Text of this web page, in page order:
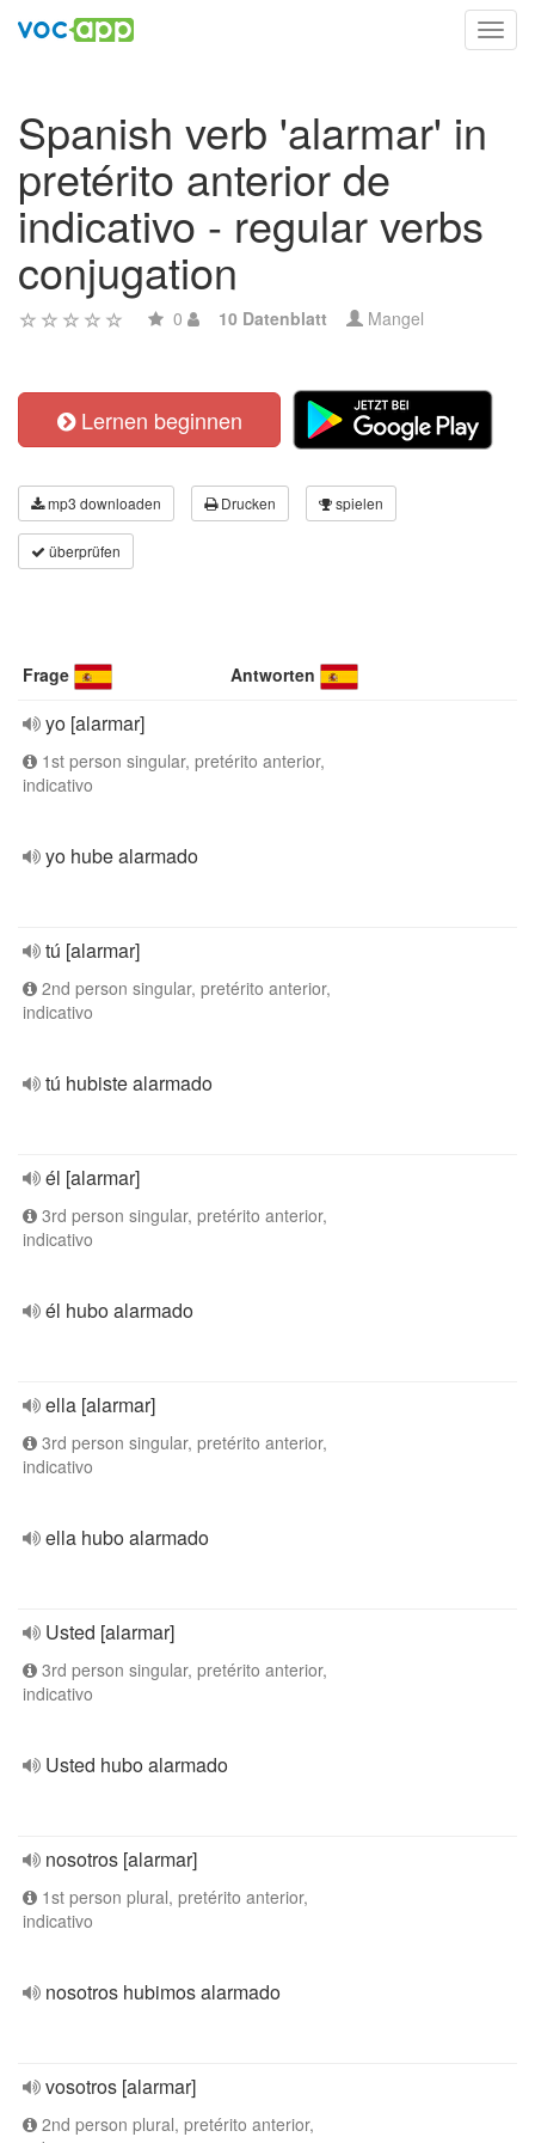
Spanish verb 'alarmar' in
pretérito anterior de
indicativo - regular verbs
conjugation
0 10 Datenblatt Mangel
Lernen beginnen
mp3 downloaden Drucken spielen
überprüfen
Frage Antworten
yo [alarmar]
1st person singular, pretérito anterior,
indicativo
yo hube alarmado
tú [alarmar]
2nd person singular, pretérito anterior,
indicativo
tú hubiste alarmado
él [alarmar]
3rd person singular, pretérito anterior,
indicativo
él hubo alarmado
ella [alarmar]
3rd person singular, pretérito anterior,
indicativo
ella hubo alarmado
Usted [alarmar]
3rd person singular, pretérito anterior,
indicativo
Usted hubo alarmado
nosotros [alarmar]
1st person plural, pretérito anterior,
indicativo
nosotros hubimos alarmado
vosotros [alarmar]
2nd person plural, pretérito anterior,